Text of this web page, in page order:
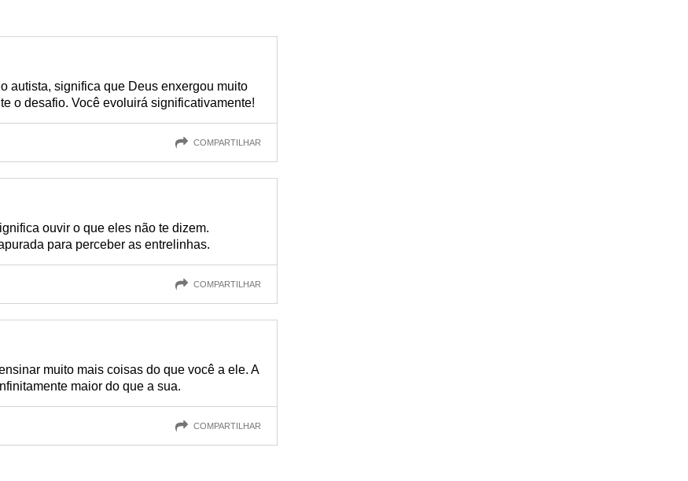
autista, significa que Deus enxergou muito
o desafio. Você evoluirá significativamente!
COMPARTILHAR
ouvir o que eles não te dizem.
para perceber as entrelinhas.
COMPARTILHAR
muito mais coisas do que você a ele. A
maior do que a sua.
COMPARTILHAR